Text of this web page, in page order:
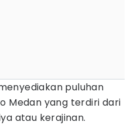
puluhan
Medan yang terdiri dari
atau kerajinan.